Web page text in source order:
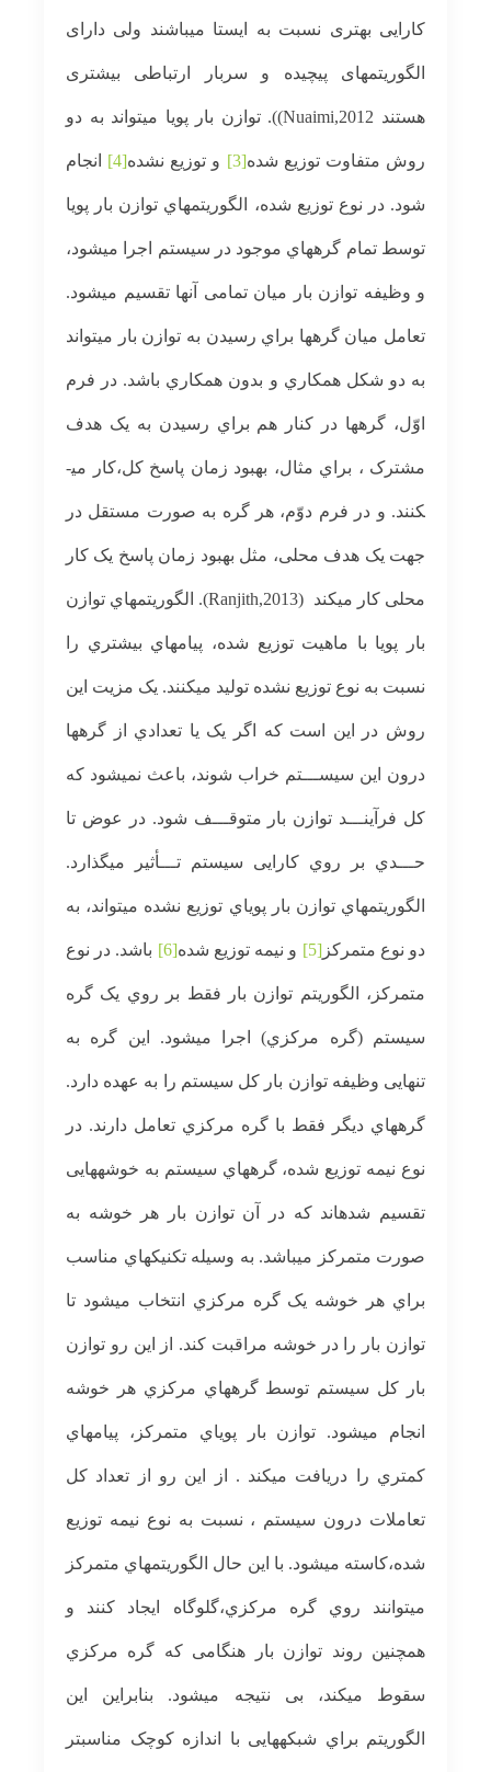
کارایی بهتری نسبت به ایستا می­باشند ولی دارای
الگوریتمهای پیچیده و سربار ارتباطی بیشتری
هستند Nuaimi,2012)). توازن بار پویا می­تواند به دو
روش متفاوت توزیع شده[3] و توزیع نشده[4] انجام
شود. در نوع توزیع شده، الگوریتمهاي توازن بار پویا
توسط تمام گرههاي موجود در سيستم اجرا می­شود،
و وظيفه توازن بار ميان تمامی آنها تقسيم می­شود.
تعامل ميان گرهها براي رسيدن به توازن بار می­تواند
به دو شکل همکاري و بدون همکاري باشد. در فرم
اوّل، گرهها در کنار هم براي رسيدن به یک هدف
مشترک ، براي مثال، بهبود زمان پاسخ کل،کار می­
کنند. و در فرم دوّم، هر گره به صورت مستقل در
جهت یک هدف محلی، مثل بهبود زمان پاسخ یک کار
محلی کار می­کند (Ranjith,2013). الگوریتمهاي توازن
بار پویا با ماهيت توزیع شده، پيامهاي بيشتري را
نسبت به نوع توزیع نشده توليد می­کنند. یک مزیت این
روش در این است که اگر یک یا تعدادي از گرهها
درون این سيســـتم خراب شوند، باعث نمی­شود که
کل فرآینـــد توازن بار متوقـــف شود. در عوض تا
حـــدي بر روي کارایی سيستم تـــأثير می­گذارد.
الگوریتمهاي توازن بار پویاي توزیع نشده می­تواند، به
دو نوع متمرکز[5] و نيمه توزیع شده[6] باشد. در نوع
متمرکز، الگوریتم توازن بار فقط بر روي یک گره
سيستم (گره مرکزي) اجرا می­شود. این گره به
تنهایی وظيفه توازن بار کل سيستم را به عهده دارد.
گرههاي دیگر فقط با گره مرکزي تعامل دارند. در
نوع نيمه توزیع شده، گرههاي سيستم به خوشه­هایی
تقسيم شده­اند که در آن توازن بار هر خوشه به
صورت متمرکز می­باشد. به وسيله تکنيکهاي مناسب
براي هر خوشه یک گره مرکزي انتخاب می­شود تا
توازن بار را در خوشه مراقبت کند. از این رو توازن
بار کل سيستم توسط گرههاي مرکزي هر خوشه
انجام می­شود. توازن بار پویاي متمرکز، پيامهاي
کمتري را دریافت می­کند . از این رو از تعداد کل
تعاملات درون سيستم ، نسبت به نوع نيمه توزیع
شده،کاسته می­شود. با این حال الگوریتمهاي متمرکز
می­توانند روي گره مرکزي،گلوگاه ایجاد کنند و
همچنين روند توازن بار هنگامی که گره مرکزي
سقوط می­کند، بی نتيجه می­شود. بنابراین این
الگوریتم براي شبکه­هایی با اندازه کوچک مناسب­تر